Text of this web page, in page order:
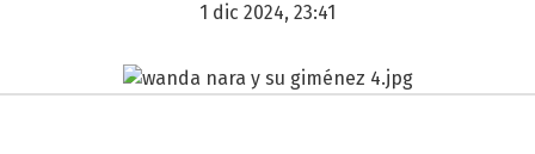
1 dic 2024, 23:41